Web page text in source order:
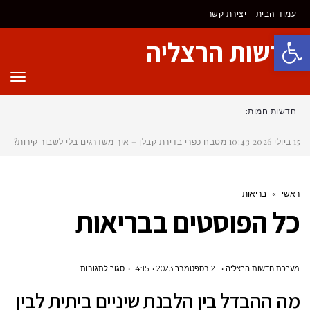
פתח סרגל נגישות
עמוד הבית יצירת קשר
חדשות הרצליה
חדשות חמות:
15 ביולי 2026 10:43 מטבח כפרי בדירת קבלן – איך משדרגים בלי לשבור קירות?
ראשי » בריאות
כל הפוסטים בבריאות
מערכת חדשות הרצליה 21 בספטמבר 2023 14:15 סגור לתגובותעל
ההבדל
מה ההבדל בין הלבנת שיניים ביתית לבין